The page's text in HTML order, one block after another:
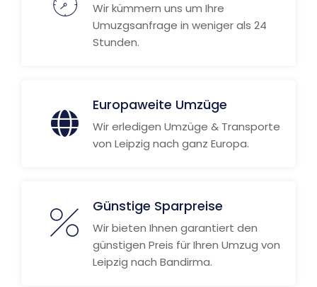
Wir kümmern uns um Ihre
Umuzgsanfrage in weniger als 24
Stunden.
Europaweite Umzüge
Wir erledigen Umzüge & Transporte
von Leipzig nach ganz Europa.
Günstige Sparpreise
Wir bieten Ihnen garantiert den
günstigen Preis für Ihren Umzug von
Leipzig nach Bandirma.